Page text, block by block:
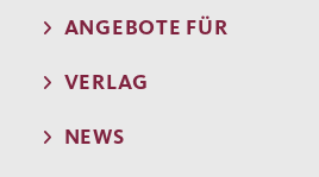
ANGEBOTE FÜR
VERLAG
NEWS